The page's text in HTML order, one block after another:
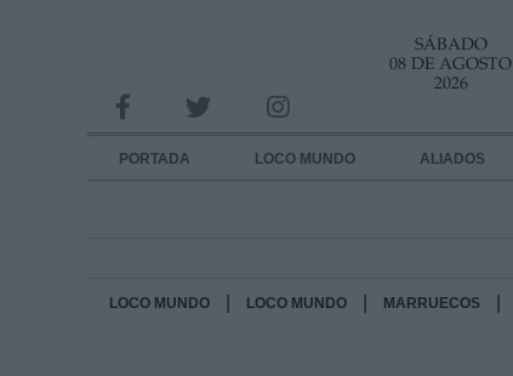
SÁBADO
08 DE AGOSTO
2026
PORTADA LOCO MUNDO ALIADOS
LOCO MUNDO LOCO MUNDO MARRUECOS
INFORMACION SOBRE LA PROTECCIÓN DE TUS DATOS
Responsable:
Destinatarios: